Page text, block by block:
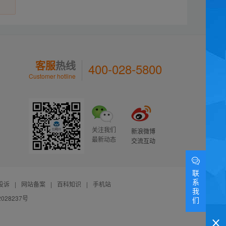
客服热线
Customer hotline 400-028-5800
关注我们
最新动态
新浪微博
交流互动
诉 | 网站备案 | 百科知识 |
手机站
号
联
系
我
们